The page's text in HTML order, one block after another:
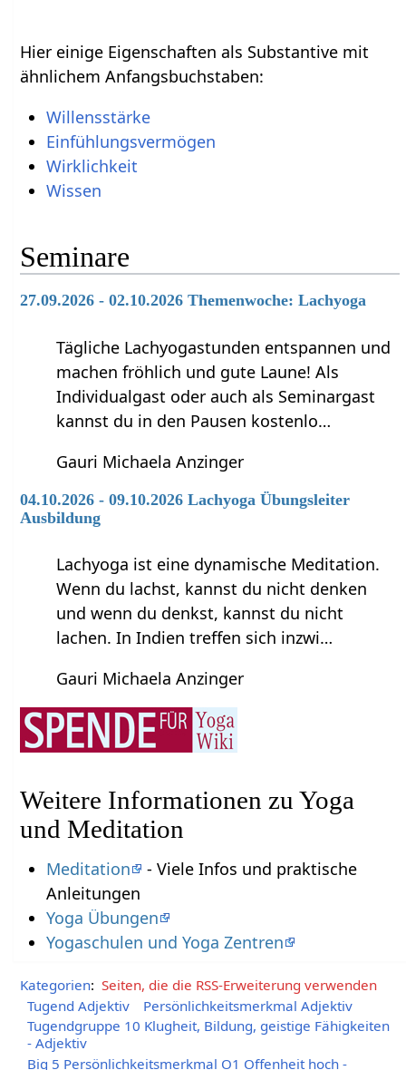
Hier einige Eigenschaften als Substantive mit
ähnlichem Anfangsbuchstaben:
Willensstärke
Einfühlungsvermögen
Wirklichkeit
Wissen
Seminare
27.09.2026 - 02.10.2026 Themenwoche: Lachyoga
Tägliche Lachyogastunden entspannen und
machen fröhlich und gute Laune! Als
Individualgast oder auch als Seminargast
kannst du in den Pausen kostenlo…
Gauri Michaela Anzinger
04.10.2026 - 09.10.2026 Lachyoga Übungsleiter
Ausbildung
Lachyoga ist eine dynamische Meditation.
Wenn du lachst, kannst du nicht denken
und wenn du denkst, kannst du nicht
lachen. In Indien treffen sich inzwi…
Gauri Michaela Anzinger
Weitere Informationen zu Yoga
und Meditation
Meditation
- Viele Infos und praktische
Anleitungen
Yoga Übungen
Yogaschulen und Yoga Zentren
Kategorien: Seiten, die die RSS-Erweiterung verwenden
Tugend Adjektiv
Persönlichkeitsmerkmal Adjektiv
Tugendgruppe 10 Klugheit, Bildung, geistige Fähigkeiten
- Adjektiv
Big 5 Persönlichkeitsmerkmal O1 Offenheit hoch -